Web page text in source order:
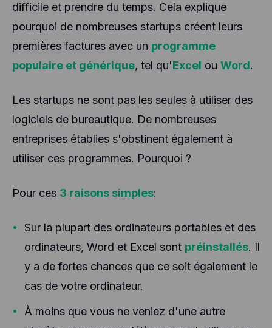
difficile et prendre du temps. Cela explique
pourquoi de nombreuses startups créent leurs
premières factures avec un programme
populaire et générique, tel qu'Excel ou Word.
Les startups ne sont pas les seules à utiliser des
logiciels de bureautique. De nombreuses
entreprises établies s'obstinent également à
utiliser ces programmes. Pourquoi ?
Pour ces 3 raisons simples:
Sur la plupart des ordinateurs portables et des
ordinateurs, Word et Excel sont préinstallés. Il
y a de fortes chances que ce soit également le
cas de votre ordinateur.
À moins que vous ne veniez d'une autre